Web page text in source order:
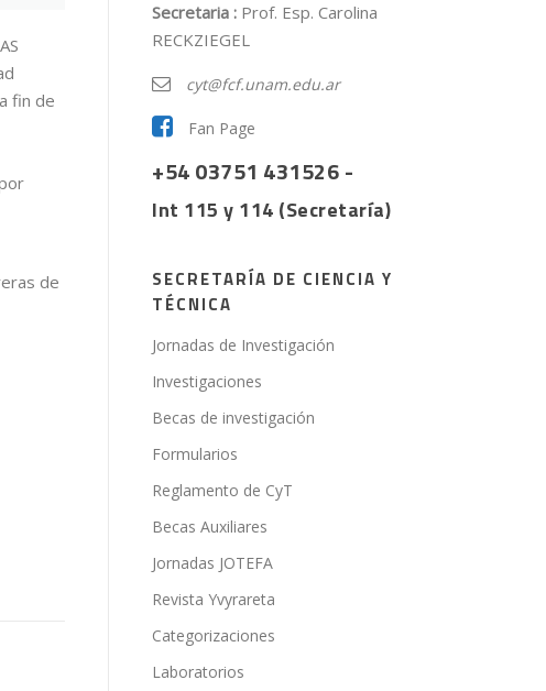
fin de
de
Secretaria : Prof. Esp. Carolina
RECKZIEGEL
cyt@fcf.unam.edu.ar
Fan Page
+54 03751 431526-
Int 115 y 114 (Secretaría)
SECRETARÍA DE CIENCIA Y
TÉCNICA
Jornadas de Investigación
Investigaciones
Becas de investigación
Formularios
Reglamento de CyT
Becas Auxiliares
Jornadas JOTEFA
Revista Yvyrareta
Categorizaciones
Laboratorios